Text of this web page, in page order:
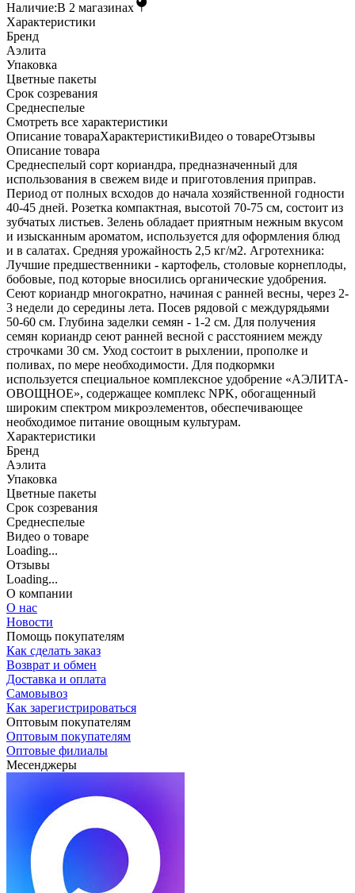
Наличие:В 2 магазинах
Характеристики
Бренд
Аэлита
Упаковка
Цветные пакеты
Срок созревания
Среднеспелые
Cмотреть все характеристики
Описание товараХарактеристикиВидео о товареОтзывы
Описание товара
Среднеспелый сорт кориандра, предназначенный для
использования в свежем виде и приготовления приправ.
Период от полных всходов до начала хозяйственной годности
40-45 дней. Розетка компактная, высотой 70-75 см, состоит из
зубчатых листьев. Зелень обладает приятным нежным вкусом
и изысканным ароматом, используется для оформления блюд
и в салатах. Средняя урожайность 2,5 кг/м2. Агротехника:
Лучшие предшественники - картофель, столовые корнеплоды,
бобовые, под которые вносились органические удобрения.
Сеют кориандр многократно, начиная с ранней весны, через 2-
3 недели до середины лета. Посев рядовой с междурядьями
50-60 см. Глубина заделки семян - 1-2 см. Для получения
семян кориандр сеют ранней весной с расстоянием между
строчками 30 см. Уход состоит в рыхлении, прополке и
поливах, по мере необходимости. Для подкормки
используется специальное комплексное удобрение «АЭЛИТА-
ОВОЩНОЕ», содержащее комплекс NPK, обогащенный
широким спектром микроэлементов, обеспечивающее
необходимое питание овощным культурам.
Характеристики
Бренд
Аэлита
Упаковка
Цветные пакеты
Срок созревания
Среднеспелые
Видео о товаре
Loading...
Отзывы
Loading...
О компании
О нас
Новости
Помощь покупателям
Как сделать заказ
Возврат и обмен
Доставка и оплата
Самовывоз
Как зарегистрироваться
Оптовым покупателям
Оптовым покупателям
Оптовые филиалы
Месенджеры